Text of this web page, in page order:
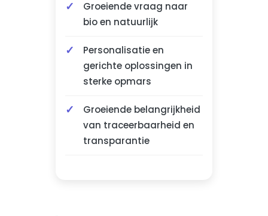
Groeiende vraag naar
bio en natuurlijk
Personalisatie en
gerichte oplossingen in
sterke opmars
Groeiende belangrijkheid
van traceerbaarheid en
transparantie